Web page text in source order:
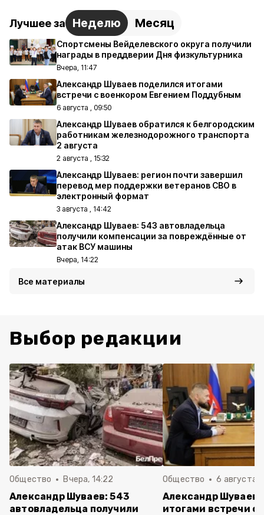
Лучшее за Неделю Месяц
Спортсмены Вейделевского округа получили
награды в преддверии Дня физкультурника
Вчера, 11:47
Александр Шуваев поделился итогами
встречи с военкором Евгением Поддубным
6 августа , 09:50
Александр Шуваев обратился к белгородским
работникам железнодорожного транспорта
2 августа
2 августа , 15:32
Александр Шуваев: регион почти завершил
перевод мер поддержки ветеранов СВО в
электронный формат
3 августа , 14:42
Александр Шуваев: 543 автовладельца
получили компенсации за повреждённые от
атак ВСУ машины
Вчера, 14:22
Все материалы
Выбор редакции
Общество Вчера, 14:22
Александр Шуваев: 543
автовладельца получили
Общество 6 августа ,
Александр Шуваев
итогами встречи с